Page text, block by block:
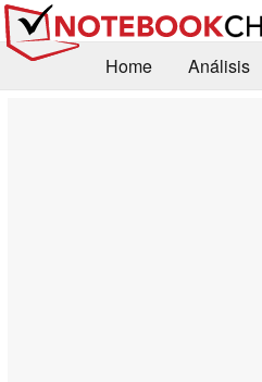
Home Análisis